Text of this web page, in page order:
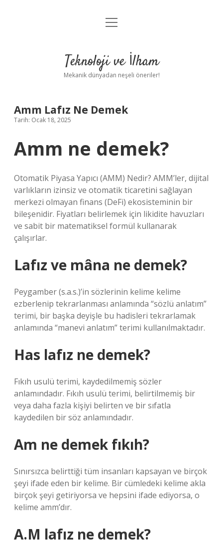
Anasayfa
Yasal Uyarı
menüyü
Teknoloji ve İlham
Mekanik dünyadan neşeli öneriler!
Amm Lafız Ne Demek
Tarih: Ocak 18, 2025
Amm ne demek?
Otomatik Piyasa Yapıcı (AMM) Nedir? AMM’ler, dijital
varlıkların izinsiz ve otomatik ticaretini sağlayan
merkezi olmayan finans (DeFi) ekosisteminin bir
bileşenidir. Fiyatları belirlemek için likidite havuzları
ve sabit bir matematiksel formül kullanarak
çalışırlar.
Lafız ve mâna ne demek?
Peygamber (s.a.s.)’in sözlerinin kelime kelime
ezberlenip tekrarlanması anlamında “sözlü anlatım”
terimi, bir başka deyişle bu hadisleri tekrarlamak
anlamında “manevi anlatım” terimi kullanılmaktadır.
Has lafız ne demek?
Fıkıh usulü terimi, kaydedilmemiş sözler
anlamındadır. Fıkıh usulü terimi, belirtilmemiş bir
veya daha fazla kişiyi belirten ve bir sıfatla
kaydedilen bir söz anlamındadır.
Am ne demek fıkıh?
Sınırsızca belirttiği tüm insanları kapsayan ve birçok
şeyi ifade eden bir kelime. Bir cümledeki kelime akla
birçok şeyi getiriyorsa ve hepsini ifade ediyorsa, o
kelime amm’dır.
A.M lafız ne demek?